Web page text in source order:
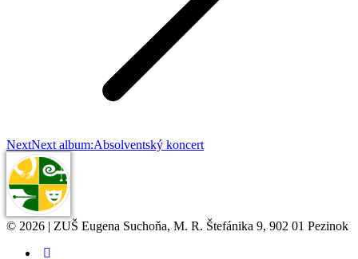
NextNext album:Absolventský koncert
© 2026 | ZUŠ Eugena Suchoňa, M. R. Štefánika 9, 902 01 Pezinok